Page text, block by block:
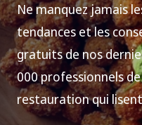
Ne manquez jamais
tendances et les
gratuits de nos
000 professionnels
restauration qui